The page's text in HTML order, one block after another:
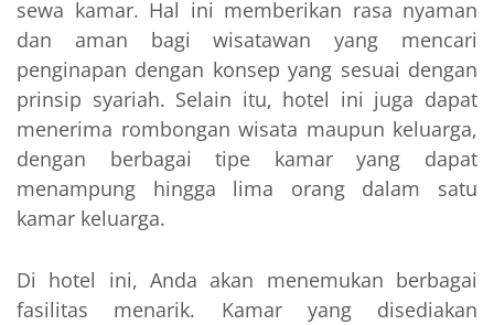
sewa kamar. Hal ini memberikan rasa nyaman
dan aman bagi wisatawan yang mencari
penginapan dengan konsep yang sesuai dengan
prinsip syariah. Selain itu, hotel ini juga dapat
menerima rombongan wisata maupun keluarga,
dengan berbagai tipe kamar yang dapat
menampung hingga lima orang dalam satu
kamar keluarga.
Di hotel ini, Anda akan menemukan berbagai
fasilitas menarik. Kamar yang disediakan